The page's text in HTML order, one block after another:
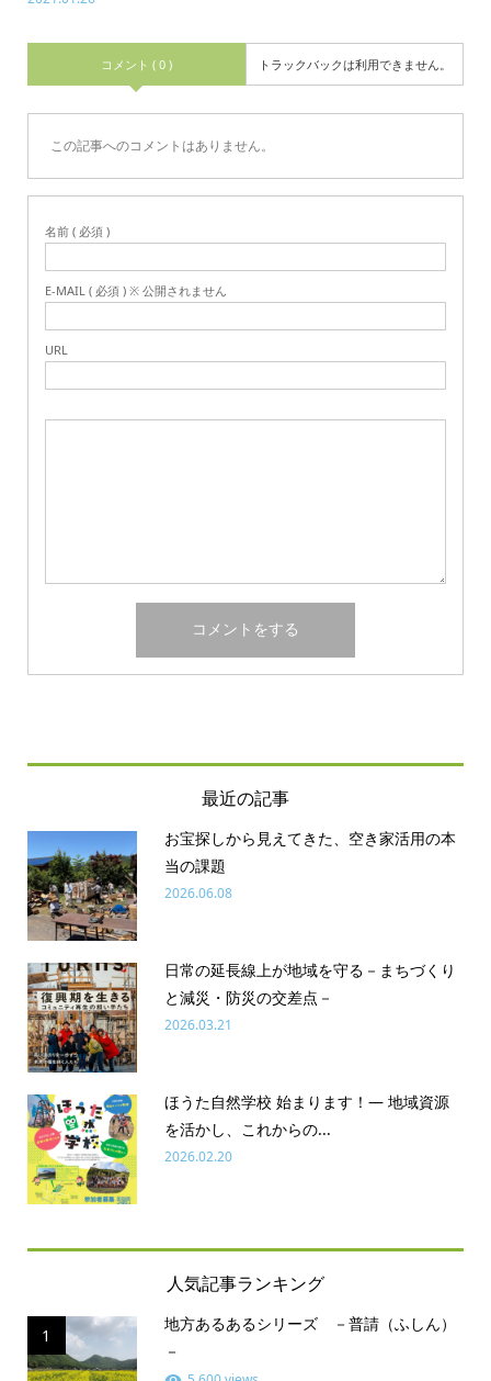
コメント ( 0 ) トラックバックは利用できません。
この記事へのコメントはありません。
名前 ( 必須 )
E-MAIL ( 必須 ) ※ 公開されません
URL
最近の記事
お宝探しから見えてきた、空き家活用の本
当の課題
2026.06.08
日常の延長線上が地域を守る－まちづくり
と減災・防災の交差点－
2026.03.21
ほうた自然学校 始まります！― 地域資源
を活かし、これからの...
2026.02.20
人気記事ランキング
1
地方あるあるシリーズ －普請（ふしん）
－